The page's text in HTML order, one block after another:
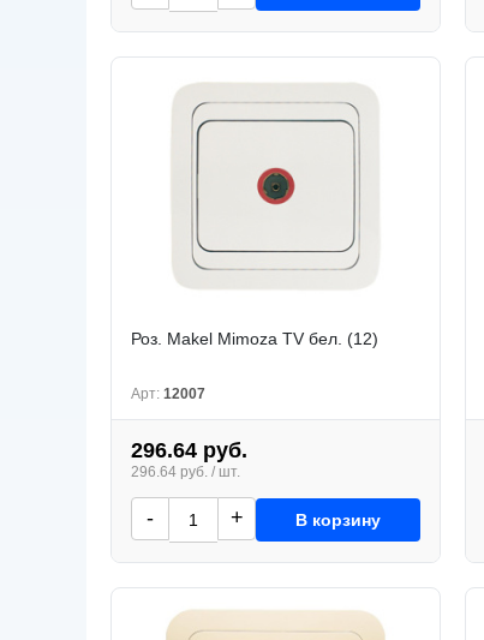
Роз. Makel Mimoza TV бел. (12)
Арт: 12007
296.64 руб.
296.64 руб. / шт.
- + В корзину